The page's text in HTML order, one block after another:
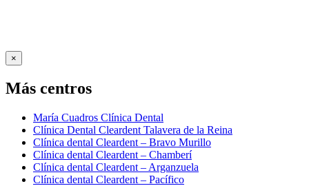
×
Más centros
María Cuadros Clínica Dental
Clínica Dental Cleardent Talavera de la Reina
Clínica dental Cleardent – Bravo Murillo
Clínica dental Cleardent – Chamberí
Clínica dental Cleardent – Arganzuela
Clínica dental Cleardent – Pacífico